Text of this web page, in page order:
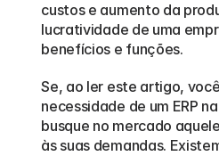
custos e aumento da
lucratividade de uma
benefícios e funções.
Se, ao ler este artigo,
necessidade de um ERP
busque no mercado
às suas demandas.